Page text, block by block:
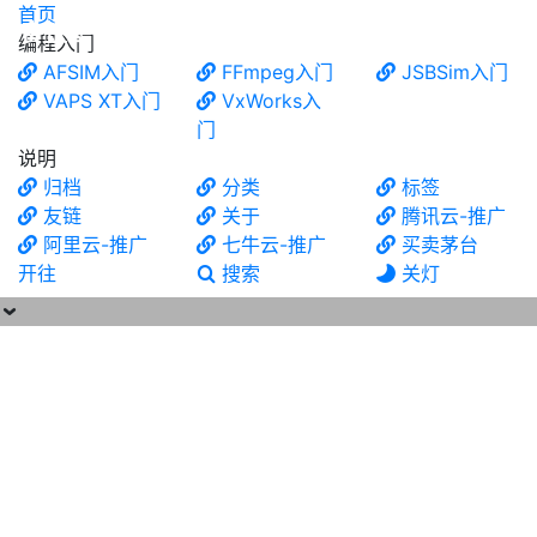
食铁兽
首页
编程入门
AFSIM入门
FFmpeg入门
JSBSim入门
VAPS XT入门
VxWorks入
门
说明
归档
分类
标签
友链
关于
腾讯云-推广
阿里云-推广
七牛云-推广
买卖茅台
开往
搜索 关灯